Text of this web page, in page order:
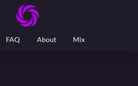
FAQ About Mix